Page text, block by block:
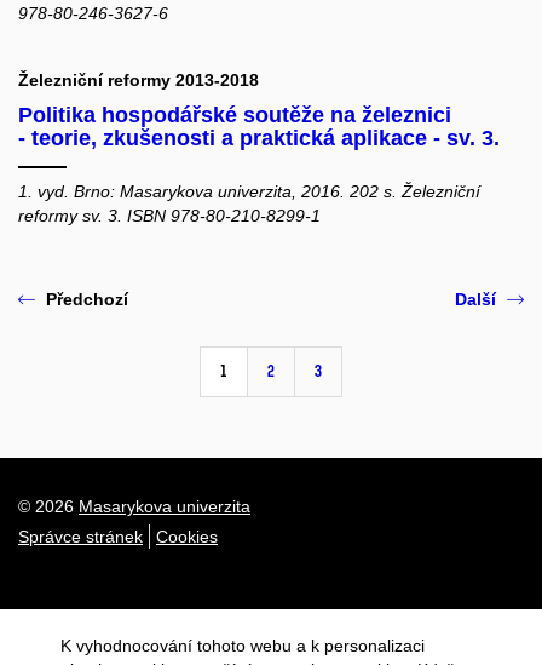
978-80-246-3627-6
Železniční reformy 2013-2018
Politika hospodářské soutěže na železnici
- teorie, zkušenosti a praktická aplikace - sv. 3.
1. vyd. Brno: Masarykova univerzita, 2016. 202 s. Železniční
reformy sv. 3. ISBN 978-80-210-8299-1
Předchozí
1 2 3
Další
© 2026 Masarykova univerzita
Správce stránek
Cookies
K vyhodnocování tohoto webu a k personalizaci